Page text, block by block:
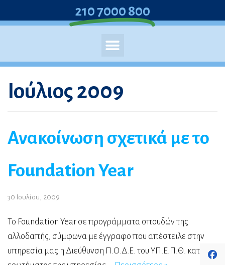
210 7000 800
Ιούλιος 2009
Ανακοίνωση σχετικά με το
Foundation Year
30 Ιουλίου, 2009
Το Foundation Year σε προγράμματα σπουδών της
αλλοδαπής, σύμφωνα με έγγραφο που απέστειλε στην
υπηρεσία μας η Διεύθυνση Π.Ο.Δ.Ε. του ΥΠ.Ε.Π.Θ. κατόπιν